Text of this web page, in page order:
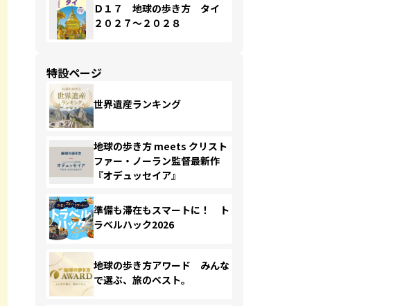
Ｄ１７ 地球の歩き方 タイ
２０２７～２０２８
特設ページ
世界遺産ランキング
地球の歩き方 meets クリスト
ファー・ノーラン監督最新作
『オデュッセイア』
準備も滞在もスマートに！ ト
ラベルハック2026
地球の歩き方アワード みんな
で選ぶ、旅のベスト。